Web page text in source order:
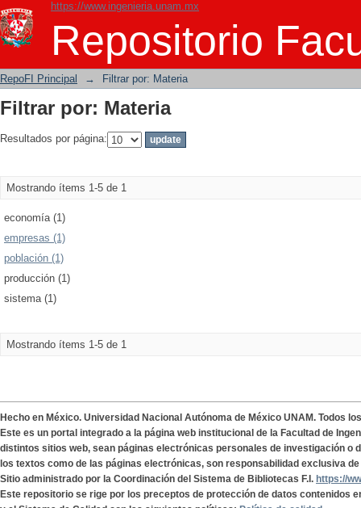
https://www.ingenieria.unam.mx
Repositorio
Filtrar por: Materia
RepoFI Principal → Filtrar por: Materia
Filtrar por: Materia
Resultados por página:
Mostrando ítems 1-5 de 1
economía (1)
empresas (1)
población (1)
producción (1)
sistema (1)
Mostrando ítems 1-5 de 1
Hecho en México. Universidad Nacional Autónoma de México UNAM. Todos
Este es un portal integrado a la página web institucional de la Facultad de
distintos sitios web, sean páginas electrónicas personales de investigación o
los textos como de las páginas electrónicas, son responsabilidad exclusiva
Sitio administrado por la Coordinación del Sistema de Bibliotecas F.I. https://
Este repositorio se rige por los preceptos de protección de datos contenidos